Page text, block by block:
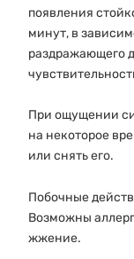
появления
минут, в
раздражающего
При ощущении
на некоторое
или снять его.
Побочные
Возможны
жжение.